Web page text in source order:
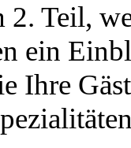
Teil,
ein
Ihre